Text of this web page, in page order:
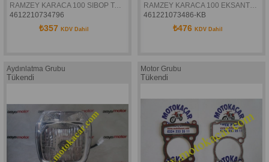
RAMZEY KARACA 100 SIBOP TAKIM ORJINAL
4612210734796
₺357 KDV Dahil
461221073486-KB
₺476 KDV Dahil
Aydınlatma Grubu
Tükendi
Motor Grubu
Tükendi